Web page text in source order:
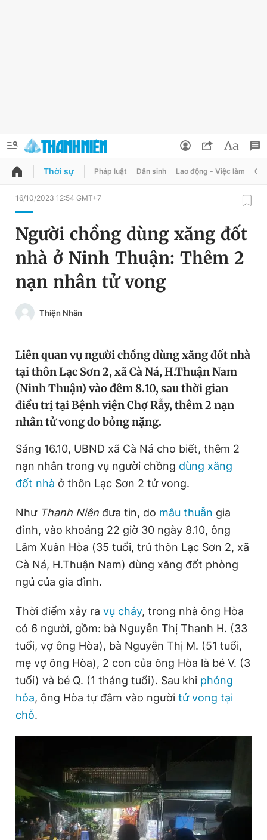
QUẢNG CÁO
Chuyên mục
Chuyên mục khác
Chào ngày mới
Tin 360
Video Magazine
Sản phẩm khác
Tiện ích Bạn cần biết
Thông tin tòa soạn Liên hệ quảng cáo
Đọc Thanh Niên trên điện thoại
Theo dõi báo trên
Hotline
0906 645 777
Liên hệ quảng cáo
0908 780 404
Phó tổng biên tập: Lâm Hiếu Dũng
Phó tổng biên tập: Trần Việt Hưng
Tổng thư ký tòa soạn: Đức Trung
Giấy phép xuất bản số 110/GP - BTTTT cấp ngày 24.3.2020
© 2003-2026 Bản quyền thuộc về Báo Thanh Niên. Cấm sao
chép dưới mọi hình thức nếu không có sự chấp thuận bằng văn
Đổi mật khẩu
Tin đã lưu
Thời sự Pháp luật Dân sinh Lao động - Việc làm
16/10/2023 12:54 GMT+7
Người chồng dùng xăng đốt
nhà ở Ninh Thuận: Thêm 2
nạn nhân tử vong
Thiện Nhân
Liên quan vụ người chồng dùng xăng đốt nhà
tại thôn Lạc Sơn 2, xã Cà Ná, H.Thuận Nam
(Ninh Thuận) vào đêm 8.10, sau thời gian
điều trị tại Bệnh viện Chợ Rẫy, thêm 2 nạn
nhân tử vong do bỏng nặng.
Sáng 16.10, UBND xã Cà Ná cho biết, thêm 2
nạn nhân trong vụ người chồng dùng xăng
đốt nhà ở thôn Lạc Sơn 2 tử vong.
Như Thanh Niên đưa tin, do mâu thuẫn gia
đình, vào khoảng 22 giờ 30 ngày 8.10, ông
Lâm Xuân Hòa (35 tuổi, trú thôn Lạc Sơn 2, xã
Cà Ná, H.Thuận Nam) dùng xăng đốt phòng
ngủ của gia đình.
Thời điểm xảy ra vụ cháy, trong nhà ông Hòa
có 6 người, gồm: bà Nguyễn Thị Thanh H. (33
tuổi, vợ ông Hòa), bà Nguyễn Thị M. (51 tuổi,
mẹ vợ ông Hòa), 2 con của ông Hòa là bé V. (3
tuổi) và bé Q. (1 tháng tuổi). Sau khi phóng
hỏa, ông Hòa tự đâm vào người tử vong tại
chỗ.